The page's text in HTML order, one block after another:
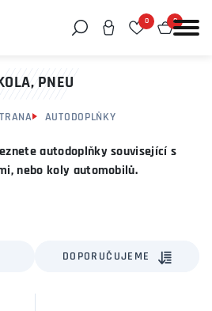
0 0
PNEU
AUTODOPLŇKY
autodoplňky související s
nebo koly automobilů.
DOPORUČUJEME